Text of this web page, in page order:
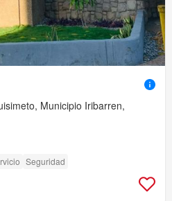
Municipio Iribarren,
Seguridad